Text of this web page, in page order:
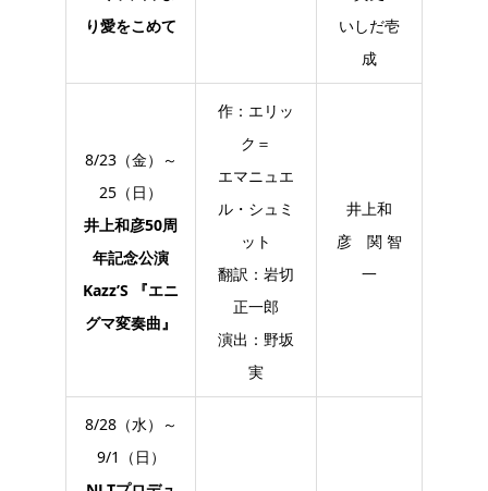
り愛をこめて
いしだ壱
成
8/23（金）～
25（日）
井上和彦50周
年記念公演
Kazz’S 『エニ
グマ変奏曲』
作：エリッ
ク＝
エマニュエ
ル・シュミ
ット
翻訳：岩切
正一郎
演出：野坂
実
井上和
彦 関 智
一
8/28（水）～
9/1（日）